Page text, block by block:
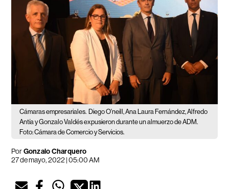
Cámaras empresariales. Diego O'neill, Ana Laura Fernández, Alfredo
Antía y Gonzalo Valdés expusieron durante un almuerzo de ADM.
Foto: Cámara de Comercio y Servicios.
PorGonzalo Charquero
27 de mayo, 2022 | 05:00 AM